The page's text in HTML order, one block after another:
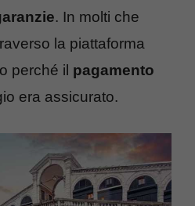
. In molti che
la piattaforma
perché il pagamento
era assicurato.